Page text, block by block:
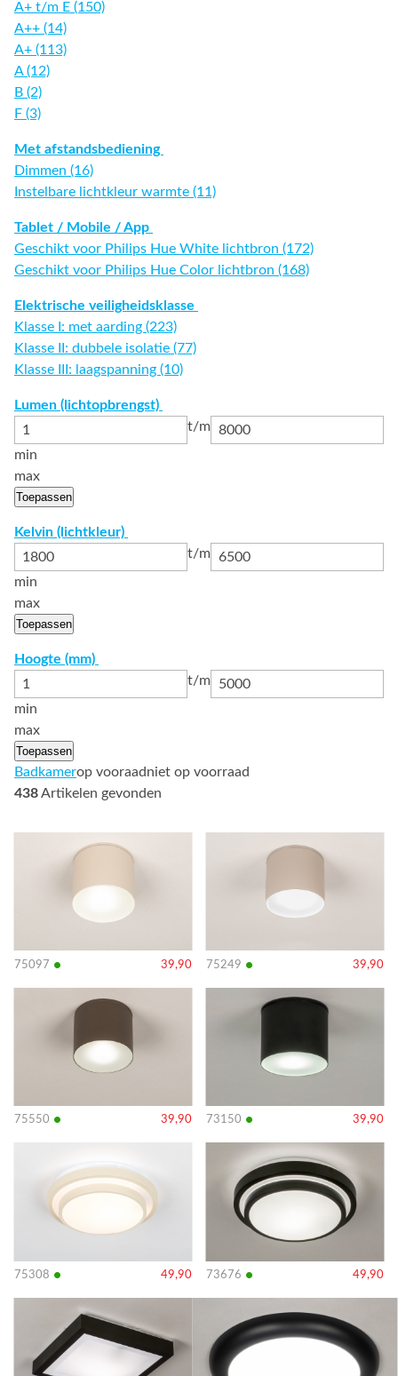
A+ t/m E (150)
A++ (14)
A+ (113)
A (12)
B (2)
F (3)
Met afstandsbediening
Dimmen (16)
Instelbare lichtkleur warmte (11)
Tablet / Mobile / App
Geschikt voor Philips Hue White lichtbron (172)
Geschikt voor Philips Hue Color lichtbron (168)
Elektrische veiligheidsklasse
Klasse I: met aarding (223)
Klasse II: dubbele isolatie (77)
Klasse III: laagspanning (10)
Lumen (lichtopbrengst)
t/m
min
max
Toepassen
Kelvin (lichtkleur)
t/m
min
max
Toepassen
Hoogte (mm)
t/m
min
max
Toepassen
Badkamerop vooraadniet op voorraad
438Artikelen gevonden
75097 • 39,90
Bekijk
75249 • 39,90
Bekijk
75550 • 39,90
Bekijk
73150 • 39,90
Bekijk
75308 • 49,90 73676 • 49,90
Bekijk
Bekijk